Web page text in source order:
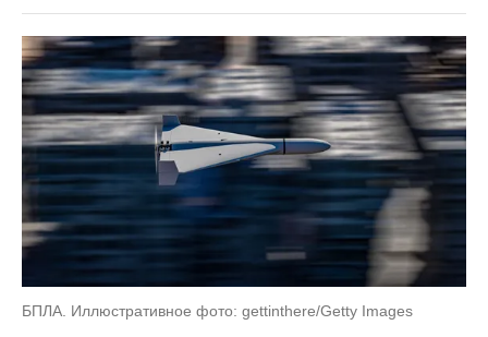
БПЛА. Иллюстративное фото: gettinthere/Getty Images